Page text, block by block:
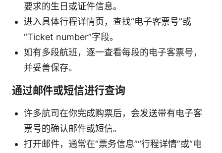
要求的生日或证件信息。
进入具体行程详情页，查找“电子客票号”或
“Ticket number”字段。
如有多段航班，逐一查看每段的电子客票号，
并妥善保存。
通过邮件或短信进行查询
许多航司在你完成购票后，会发送带有电子客
票号的确认邮件或短信。
打开邮件，通常在“票务信息”“行程详情”或“电